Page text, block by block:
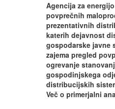
Agencija za
povprečnih
prezentativnih
katerih dejavnost
gospodarske javne
zajema pregled
ogrevanje
gospodinjskega
distribucijskih
Več o primerjalni